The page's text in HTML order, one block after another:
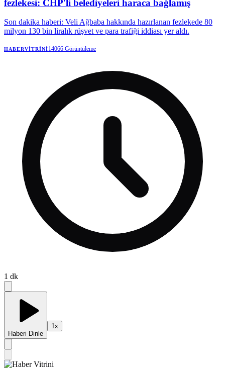
fezlekesi: CHP'li belediyeleri haraca bağlamış
Son dakika haberi: Veli Ağbaba hakkında hazırlanan fezlekede 80
milyon 130 bin liralık rüşvet ve para trafiği iddiası yer aldı.
HABERVITRINI14066 Görüntüleme
1 dk
Haberi Dinle
1x